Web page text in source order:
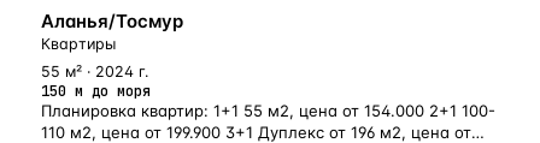
У МОРЯ
Аланья/Тосмур
Квартиры
55 м² · 2024 г.
150 м до моря
Планировка квартир: 1+1 55 м2, цена от 154.000 2+1 100-
110 м2, цена от 199.900 3+1 Дуплекс от 196 м2, цена от